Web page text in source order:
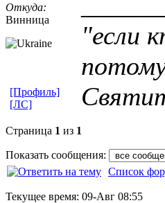
Откуда:
Винница
"если
[Профиль]
[ЛС]
Страница 1 из 1
Показать сообщения:
Список
Текущее время: 09-Авг 08:55